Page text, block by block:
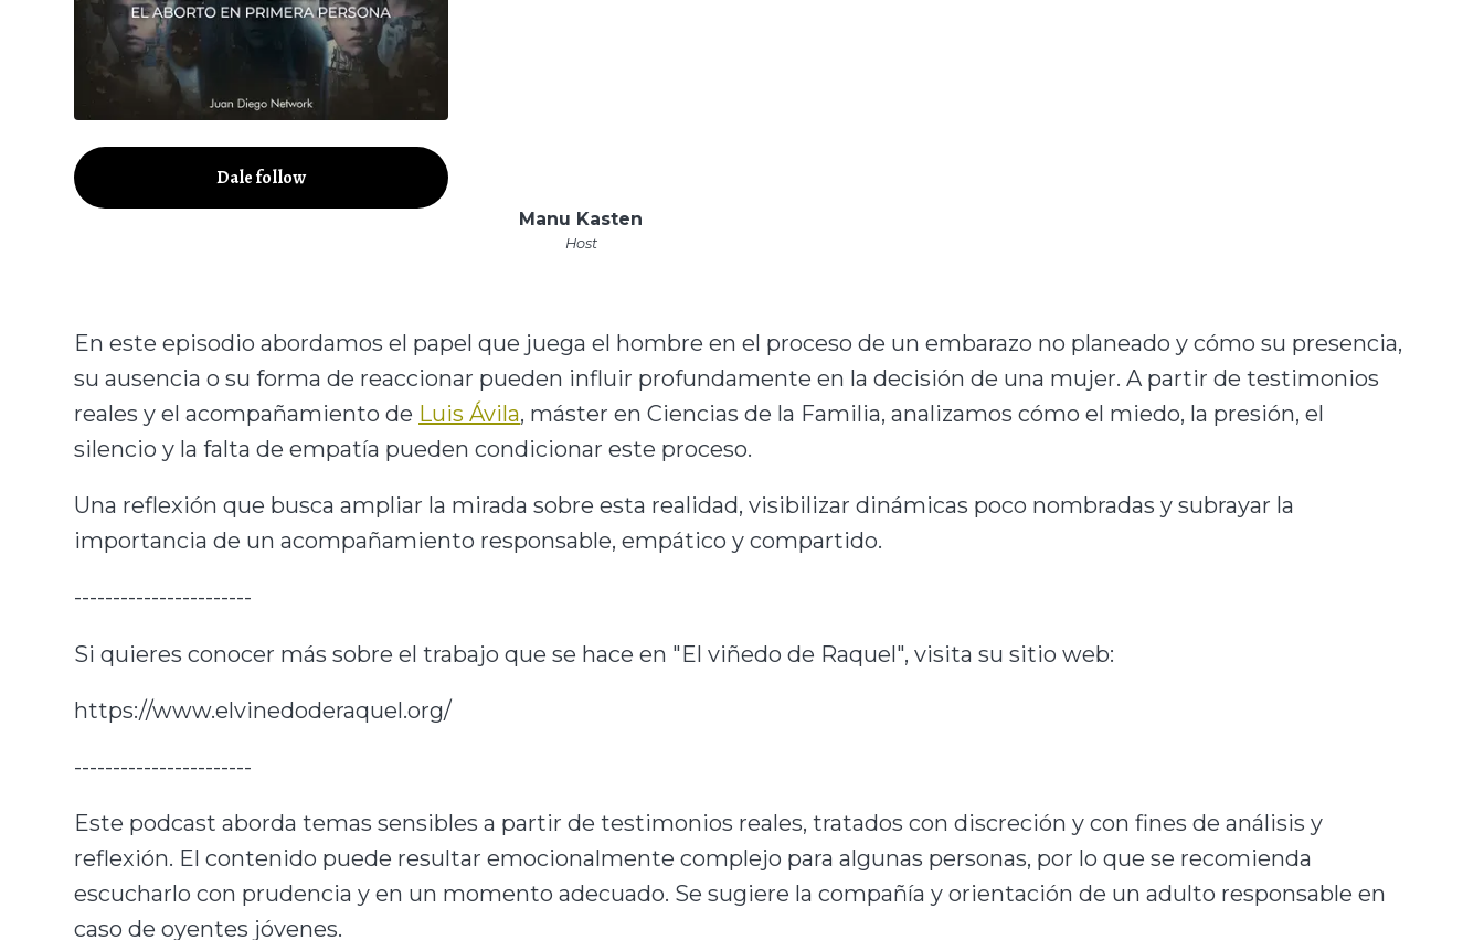
Dale follow
Manu Kasten
Host
En este episodio abordamos el papel que juega el hombre en el proceso de un embarazo no planeado y cómo su presencia,
su ausencia o su forma de reaccionar pueden influir profundamente en la decisión de una mujer. A partir de testimonios
reales y el acompañamiento de Luis Ávila, máster en Ciencias de la Familia, analizamos cómo el miedo, la presión, el
silencio y la falta de empatía pueden condicionar este proceso.
Una reflexión que busca ampliar la mirada sobre esta realidad, visibilizar dinámicas poco nombradas y subrayar la
importancia de un acompañamiento responsable, empático y compartido.
-----------------------
Si quieres conocer más sobre el trabajo que se hace en "El viñedo de Raquel", visita su sitio web:
https://www.elvinedoderaquel.org/
-----------------------
Este podcast aborda temas sensibles a partir de testimonios reales, tratados con discreción y con fines de análisis y
reflexión. El contenido puede resultar emocionalmente complejo para algunas personas, por lo que se recomienda
escucharlo con prudencia y en un momento adecuado. Se sugiere la compañía y orientación de un adulto responsable en
caso de oyentes jóvenes.